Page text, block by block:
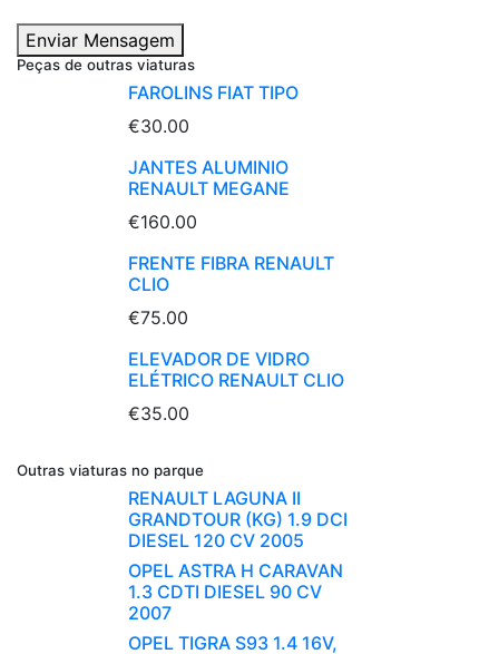
Enviar Mensagem
Peças de outras viaturas
FAROLINS FIAT TIPO
€30.00
JANTES ALUMINIO
RENAULT MEGANE
€160.00
FRENTE FIBRA RENAULT
CLIO
€75.00
ELEVADOR DE VIDRO
ELÉTRICO RENAULT CLIO
€35.00
Outras viaturas no parque
RENAULT LAGUNA II
GRANDTOUR (KG) 1.9 DCI
DIESEL 120 CV 2005
OPEL ASTRA H CARAVAN
1.3 CDTI DIESEL 90 CV
2007
OPEL TIGRA S93 1.4 16V,